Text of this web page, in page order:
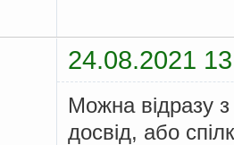
24.08.2021
Можна відразу
досвід, або